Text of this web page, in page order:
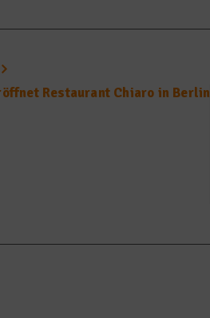
Restaurant Chiaro in Berlin